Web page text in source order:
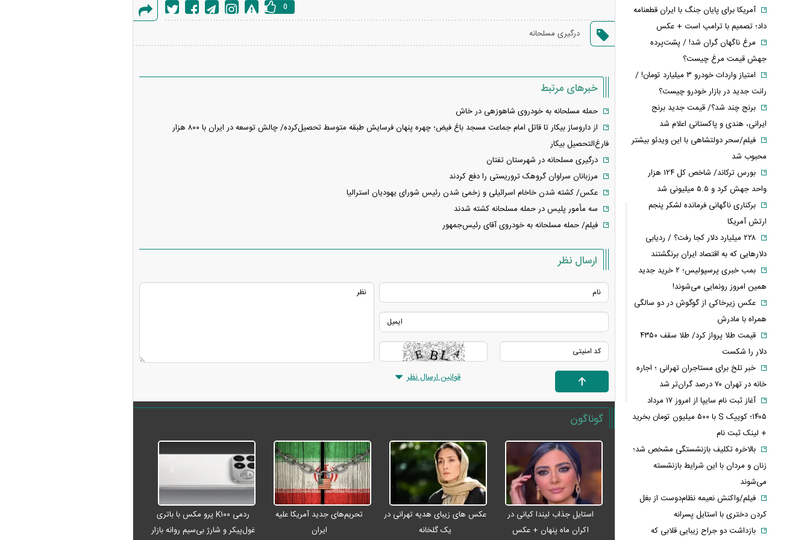
گزارش
0
درگیری مسلحانه
خبرهای مرتبط
حمله مسلحانه به خودروی شاهوزهی در خاش
از داروساز بیکار تا قاتل امام جماعت مسجد باغ فیض؛ چهره پنهان فرسایش طبقه متوسط تحصیل‌کرده/ چالش توسعه در ایران با ۸۰۰ هزار
فارغ‌التحصیل بیکار
درگیری مسلحانه در شهرستان تفتان
مرزبانان سراوان گروهک تروریستی را دفع کردند
عکس/ کشته شدن خاخام اسرائیلی و زخمی شدن رئیس شورای یهودیان استرالیا
سه مأمور پلیس در حمله مسلحانه کشته شدند
فیلم/ حمله مسلحانه به خودروی آقای رئیس‌جمهور
ارسال نظر
قوانین ارسال نظر
گوناگون
استایل جذاب لیندا کیانی در
اکران ماه پنهان + عکس
عکس های زیبای هدیه تهرانی در
یک گلخانه
تحریم‌های جدید آمریکا علیه
ایران
ردمی K۱۰۰ پرو مکس با باتری
غول‌پیکر و شارژ بی‌سیم روانه بازار
آمریکا برای پایان جنگ با ایران قطعنامه
داد؛ تصمیم با ترامپ است + عکس
مرغ ناگهان گران شد! / پشت‌پرده
جهش قیمت مرغ چیست؟
امتیاز واردات خودرو ۳ میلیارد تومان! /
رانت جدید در بازار خودرو چیست؟
برنج چند شد؟/ قیمت جدید برنج
ایرانی، هندی و پاکستانی اعلام شد
فیلم/سحر دولتشاهی با این ویدئو بیشتر
محبوب شد
بورس ترکاند/ شاخص کل ۱۲۴ هزار
واحد جهش کرد و ۵.۵ میلیونی شد
برکناری ناگهانی فرمانده لشکر پنجم
ارتش آمریکا
۲۲۸ میلیارد دلار کجا رفت؟ / ردیابی
دلارهایی که به اقتصاد ایران برنگشتند
بمب خبری پرسپولیس؛ ۲ خرید جدید
همین امروز رونمایی می‌شوند!
عکس زیرخاکی از گوگوش در دو سالگی
همراه با مادرش
قیمت طلا پرواز کرد/ طلا سقف ۴۳۵۰
دلار را شکست
خبر تلخ برای مستاجران تهرانی ؛ اجاره
خانه در تهران ۷۰ درصد گران‌تر شد
آغاز ثبت نام سایپا از امروز ۱۷ مرداد
۱۴۰۵؛ کوییک S با ۵۰۰ میلیون تومان بخرید
+ لینک ثبت نام
بالاخره تکلیف بازنشستگی مشخص شد؛
زنان و مردان با این شرایط بازنشسته
می‌شوند
فیلم/واکنش نعیمه نظام‌دوست از بغل
کردن دختری با استایل پسرانه
بازداشت دو جراح زیبایی قلابی که